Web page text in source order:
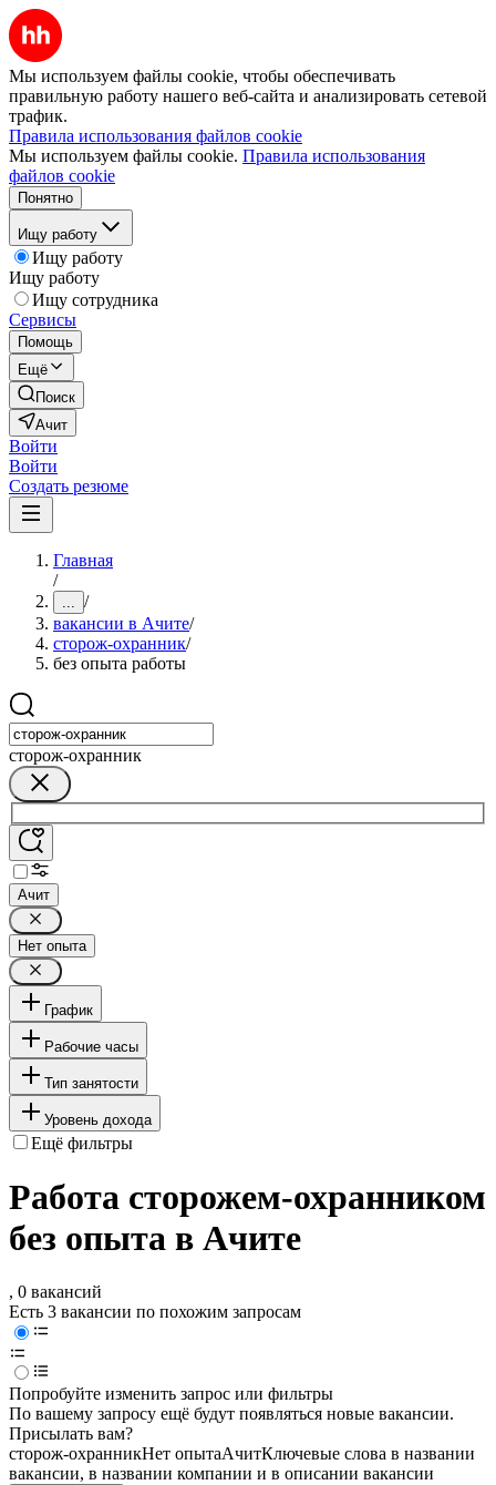
Мы используем файлы cookie, чтобы обеспечивать
правильную работу нашего веб-сайта и анализировать сетевой
трафик.
Правила использования файлов cookie
Мы используем файлы cookie. Правила использования
файлов cookie
Понятно
Ищу работу
Ищу работу
Ищу работу
Ищу сотрудника
Сервисы
Помощь
Ещё
Поиск
Ачит
Войти
Войти
Создать резюме
Главная
/
... /
вакансии в Ачите/
сторож-охранник/
без опыта работы
сторож-охранник
Ачит
Нет опыта
График
Рабочие часы
Тип занятости
Уровень дохода
Ещё фильтры
Работа сторожем-охранником
без опыта в Ачите
, 0 вакансий
Есть 3 вакансии по похожим запросам
Попробуйте изменить запрос или фильтры
По вашему запросу ещё будут появляться новые вакансии.
Присылать вам?
сторож-охранникНет опытаАчитКлючевые слова в названии
вакансии, в названии компании и в описании вакансии